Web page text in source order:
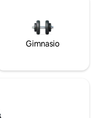
Gimnasio